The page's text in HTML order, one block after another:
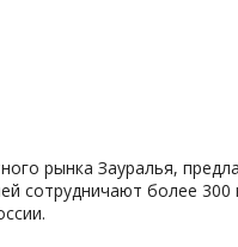
рынка Зауралья,
сотрудничают более